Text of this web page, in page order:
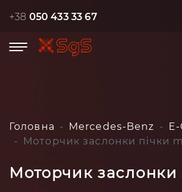
+38 050 433 33 67
Головна Mercedes-Benz
Моторчик заслонки пічки
Моторчик заслонки